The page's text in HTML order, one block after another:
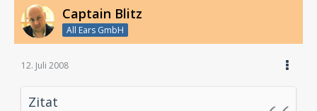
Captain Blitz
All Ears GmbH
12. Juli 2008
Zitat